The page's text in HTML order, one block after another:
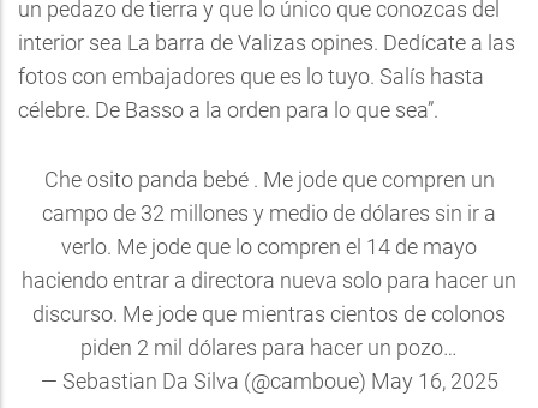
un pedazo de tierra y que lo único que conozcas del
interior sea La barra de Valizas opines. Dedícate a las
fotos con embajadores que es lo tuyo. Salís hasta
célebre. De Basso a la orden para lo que sea”.
Che osito panda bebé . Me jode que compren un
campo de 32 millones y medio de dólares sin ir a
verlo. Me jode que lo compren el 14 de mayo
haciendo entrar a directora nueva solo para hacer un
discurso. Me jode que mientras cientos de colonos
piden 2 mil dólares para hacer un pozo…
— Sebastian Da Silva (@camboue) May 16, 2025